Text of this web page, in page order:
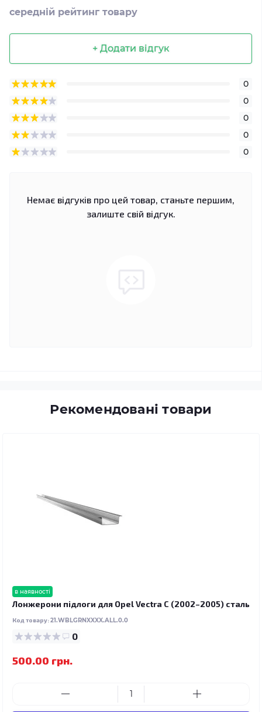
середній рейтинг товару
+ Додати відгук
0
0
0
0
0
Немає відгуків про цей товар, станьте першим,
залиште свій відгук.
Рекомендовані товари
в наявності
Лонжерони підлоги для Opel Vectra C (2002–2005) сталь
Код товару:21.WBLGRNXXXX.ALL.0.0
0
500.00 грн.